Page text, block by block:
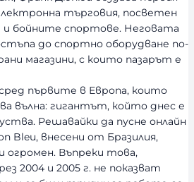
търговия, посветен
и бойните спортове. Неговата
до спортно оборудване по-
магазини, с които пазарът е
първите в Европа, които
вълна: гигантът, който днес е
Решавайки да пусне онлайн
Bleu, внесени от Бразилия,
огромен. Въпреки това,
2004 и 2005 г. не показват